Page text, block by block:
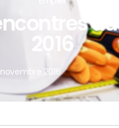
du
2016
2016